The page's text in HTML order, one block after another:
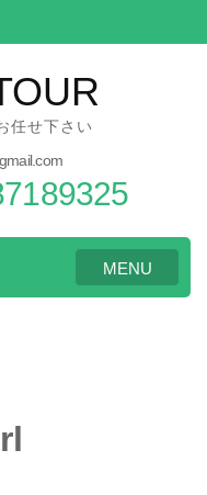
任せ下さい
MENU